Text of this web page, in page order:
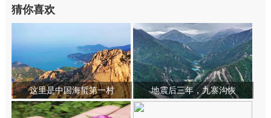
猜你喜欢
这里是中国海蜇第一村 地震后三年，九寨沟恢